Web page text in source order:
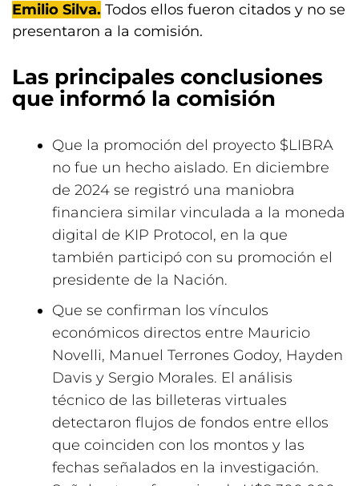
Emilio Silva. Todos ellos fueron citados y no se
presentaron a la comisión.
Las principales conclusiones
que informó la comisión
Que la promoción del proyecto $LIBRA
no fue un hecho aislado. En diciembre
de 2024 se registró una maniobra
financiera similar vinculada a la moneda
digital de KIP Protocol, en la que
también participó con su promoción el
presidente de la Nación.
Que se confirman los vínculos
económicos directos entre Mauricio
Novelli, Manuel Terrones Godoy, Hayden
Davis y Sergio Morales. El análisis
técnico de las billeteras virtuales
detectaron flujos de fondos entre ellos
que coinciden con los montos y las
fechas señalados en la investigación.